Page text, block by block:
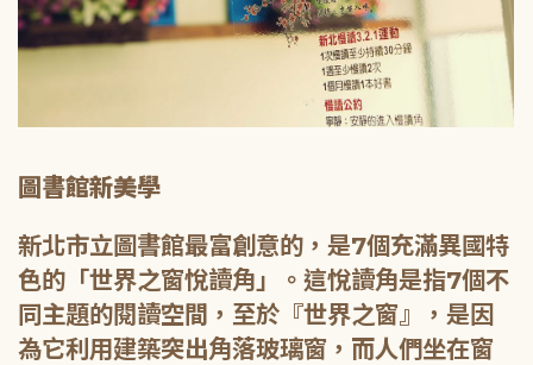
圖書館新美學
新北市立圖書館最富創意的，是7個充滿異國特
色的「世界之窗悅讀角」。這悅讀角是指7個不
同主題的閱讀空間，至於『世界之窗』，是因
為它利用建築突出角落玻璃窗，而人們坐在窗